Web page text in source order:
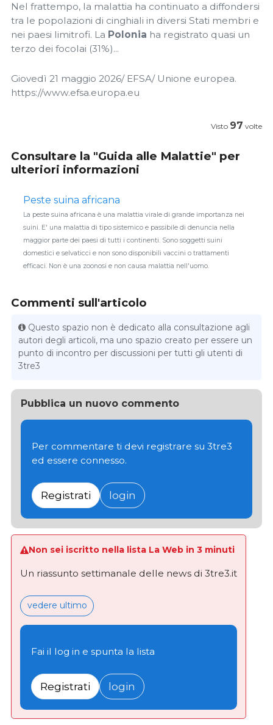
Nel frattempo, la malattia ha continuato a diffondersi
tra le popolazioni di cinghiali in diversi Stati membri e
nei paesi limitrofi. La Polonia ha registrato quasi un
terzo dei focolai (31%)...
Giovedì 21 maggio 2026/ EFSA/ Unione europea.
https://www.efsa.europa.eu
Visto 97 volte
Consultare la "Guida alle Malattie" per
ulteriori informazioni
Peste suina africana
La peste suina africana è una malattia virale di grande importanza nei
suini. E' una malattia di tipo sistemico e passibile di denuncia nella
maggior parte dei paesi di tutti i continenti. Sono soggetti suini
domestici e selvaticci e non sono disponibili vaccini o trattamenti
efficaci. Non è una zoonosi e non causa malattia nell'uomo.
Commenti sull'articolo
Questo spazio non è dedicato alla consultazione agli
autori degli articoli, ma uno spazio creato per essere un
punto di incontro per discussioni per tutti gli utenti di
3tre3
Pubblica un nuovo commento
Per commentare ti devi registrare su 3tre3
ed essere connesso.
Registrati login
Non sei iscritto nella lista La Web in 3 minuti
Un riassunto settimanale delle news di 3tre3.it
vedere ultimo
Fai il log in e spunta la lista
Registrati login